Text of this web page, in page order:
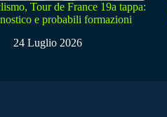
Tour de France 19a tappa:
e probabili formazioni
24 Luglio 2026